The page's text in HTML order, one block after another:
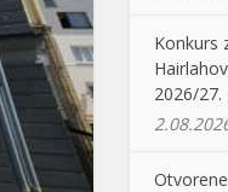
Konkurs
2026/27.